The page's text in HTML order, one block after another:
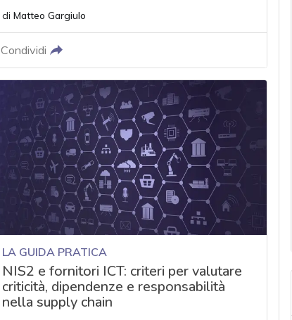
di Matteo Gargiulo
Condividi
LA GUIDA PRATICA
NIS2 e fornitori ICT: criteri per valutare
criticità, dipendenze e responsabilità
nella supply chain